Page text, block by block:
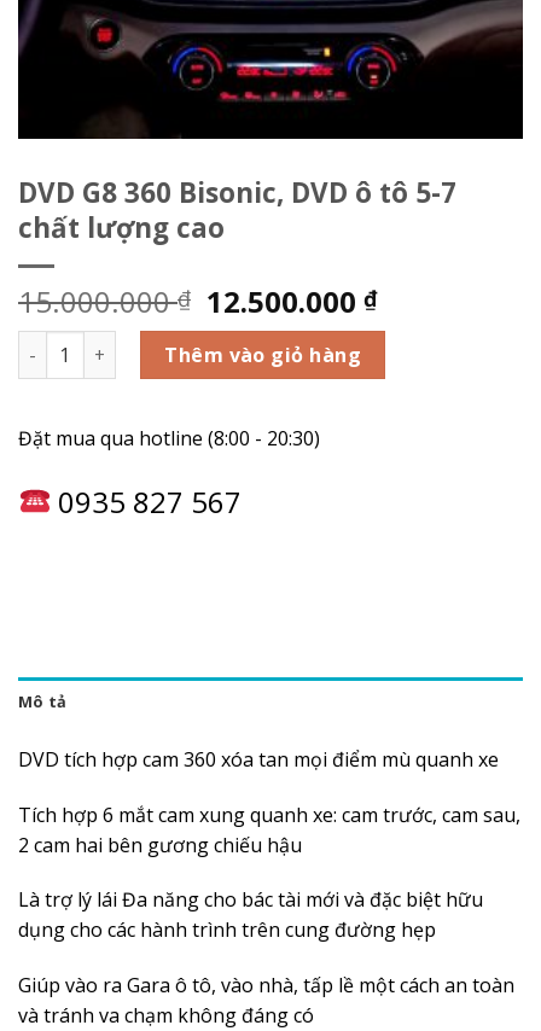
DVD G8 360 Bisonic, DVD ô tô 5-7
chất lượng cao
15.000.000₫ 12.500.000₫
DVD G8 360 Bisonic, DVD ô tô 5-7 chất lượng cao số lượng
Thêm vào giỏ hàng
Đặt mua qua hotline (8:00 - 20:30)
0935 827 567
Mô tả
DVD tích hợp cam 360 xóa tan mọi điểm mù quanh xe
Tích hợp 6 mắt cam xung quanh xe: cam trước, cam sau,
2 cam hai bên gương chiếu hậu
Là trợ lý lái Đa năng cho bác tài mới và đặc biệt hữu
dụng cho các hành trình trên cung đường hẹp
Giúp vào ra Gara ô tô, vào nhà, tấp lề một cách an toàn
và tránh va chạm không đáng có